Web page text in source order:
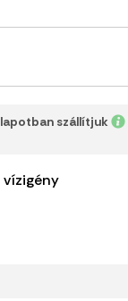
szállítjuk
vízigény